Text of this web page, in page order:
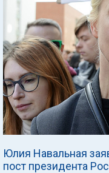
Юлия Навальная
пост президента